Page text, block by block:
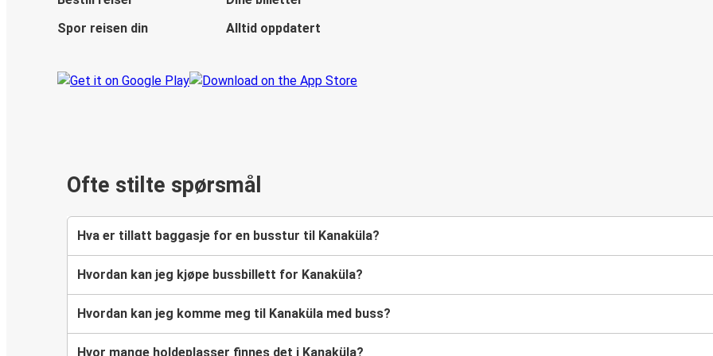
Spor reisen din
Alltid oppdatert
Ofte stilte spørsmål
Hva er tillatt baggasje for en busstur til Kanaküla?
Hvordan kan jeg kjøpe bussbillett for Kanaküla?
Hvordan kan jeg komme meg til Kanaküla med buss?
Hvor mange holdeplasser finnes det i Kanaküla?